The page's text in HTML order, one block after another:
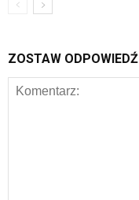
ZOSTAW ODPOWIEDŹ